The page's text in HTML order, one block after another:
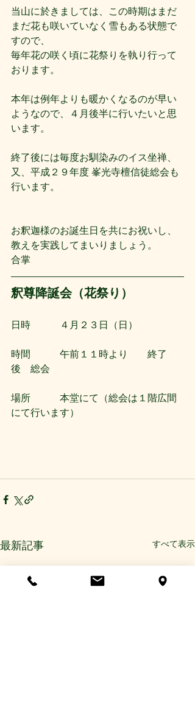
当山に於きましては、この時期はまだ
まだ花も咲いていなく雪もある状態で
すので、
毎年花の咲く頃に花祭りを執り行って
おります。
本年は例年よりも暖かくなるのが早い
ようなので、４月後半に行いたいと思
います。
終了後には毎度お馴染みのイス坐禅、
又、平成２９年度 峯光寺檀信徒総会も
行います。
お釈迦様のお誕生日を共にお祝いし、
教えを実践してまいりましょう。
合掌
釈尊降誕会（花祭り）
日時　　　４月２３日（日）
時間　　　午前１１時より　　終了
後　総会
場所　　　本堂にて（総会は１階広間
にて行います）
最新記事 すべて表示